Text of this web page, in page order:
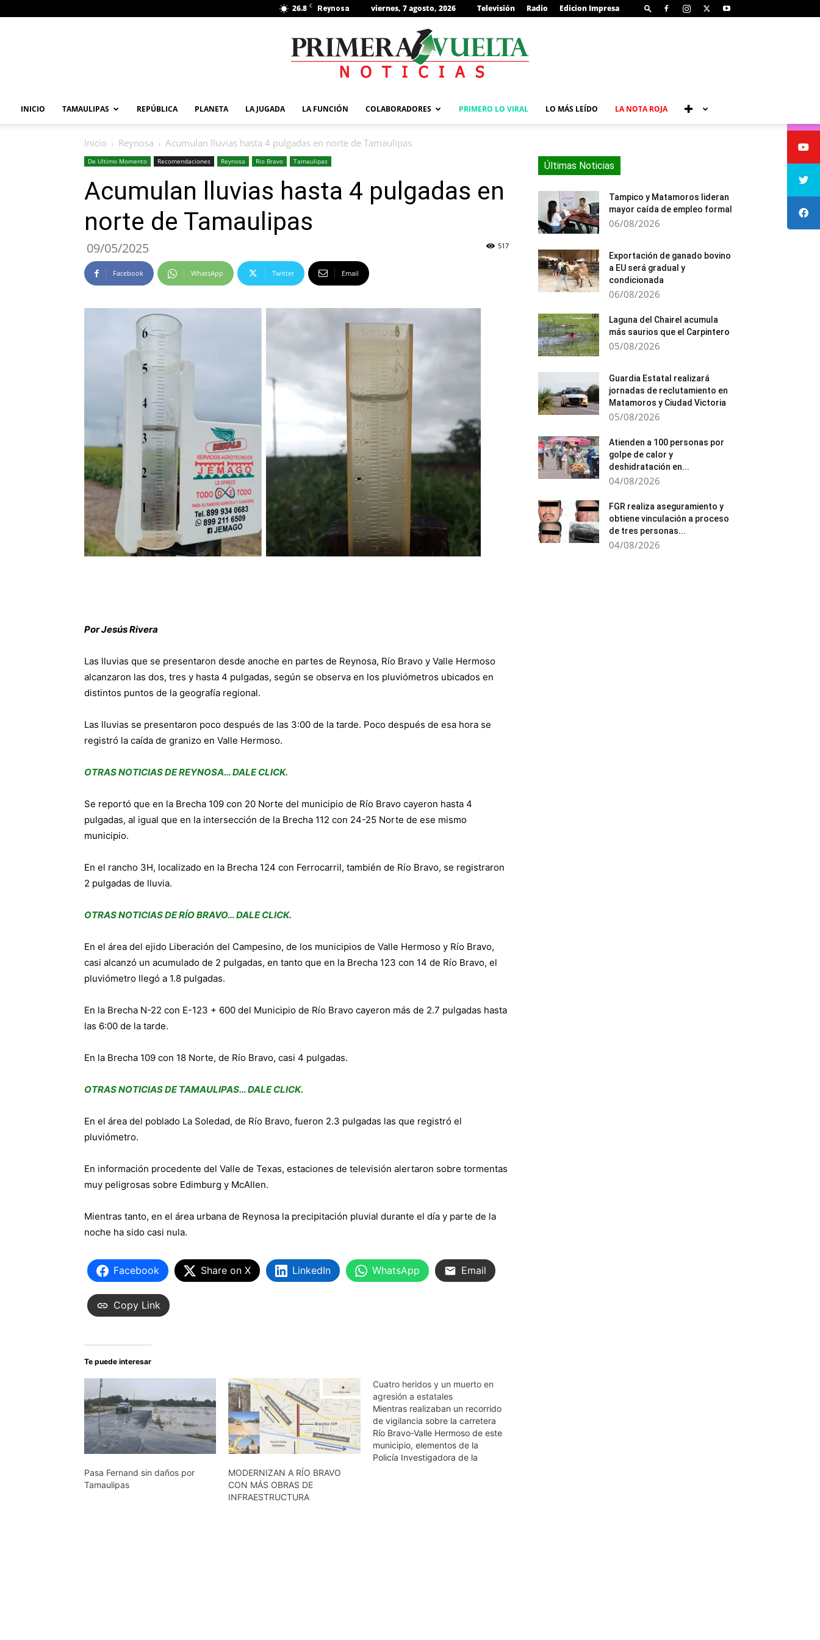
26.8 C Reynosa viernes, 7 agosto, 2026 Televisión Radio Edicion Impresa
INICIO TAMAULIPAS REPÚBLICA PLANETA LA JUGADA LA FUNCIÓN COLABORADORES PRIMERO LO VIRAL LO MÁS LEÍDO LA NOTA ROJA
Inicio Reynosa Acumulan lluvias hasta 4 pulgadas en norte de Tamaulipas
De Ultimo Momento Recomendaciones Reynosa Rio Bravo Tamaulipas
Acumulan lluvias hasta 4 pulgadas en
norte de Tamaulipas
09/05/2025 517
Facebook WhatsApp Twitter Email
Por Jesús Rivera
Las lluvias que se presentaron desde anoche en partes de Reynosa, Río Bravo y Valle Hermoso
alcanzaron las dos, tres y hasta 4 pulgadas, según se observa en los pluviómetros ubicados en
distintos puntos de la geografía regional.
Las lluvias se presentaron poco después de las 3:00 de la tarde. Poco después de esa hora se
registró la caída de granizo en Valle Hermoso.
OTRAS NOTICIAS DE REYNOSA… DALE CLICK.
Se reportó que en la Brecha 109 con 20 Norte del municipio de Río Bravo cayeron hasta 4
pulgadas, al igual que en la intersección de la Brecha 112 con 24-25 Norte de ese mismo
municipio.
En el rancho 3H, localizado en la Brecha 124 con Ferrocarril, también de Río Bravo, se registraron
2 pulgadas de lluvia.
OTRAS NOTICIAS DE RÍO BRAVO… DALE CLICK.
En el área del ejido Liberación del Campesino, de los municipios de Valle Hermoso y Río Bravo,
casi alcanzó un acumulado de 2 pulgadas, en tanto que en la Brecha 123 con 14 de Río Bravo, el
pluviómetro llegó a 1.8 pulgadas.
En la Brecha N-22 con E-123 + 600 del Municipio de Río Bravo cayeron más de 2.7 pulgadas hasta
las 6:00 de la tarde.
En la Brecha 109 con 18 Norte, de Río Bravo, casi 4 pulgadas.
OTRAS NOTICIAS DE TAMAULIPAS… DALE CLICK.
En el área del poblado La Soledad, de Río Bravo, fueron 2.3 pulgadas las que registró el
pluviómetro.
En información procedente del Valle de Texas, estaciones de televisión alertaron sobre tormentas
muy peligrosas sobre Edimburg y McAllen.
Mientras tanto, en el área urbana de Reynosa la precipitación pluvial durante el día y parte de la
noche ha sido casi nula.
Facebook Share on X LinkedIn WhatsApp Email
Copy Link
Te puede interesar
Pasa Fernand sin daños por
Tamaulipas
MODERNIZAN A RÍO BRAVO
CON MÁS OBRAS DE
INFRAESTRUCTURA
Cuatro heridos y un muerto en
agresión a estatales
Mientras realizaban un recorrido
de vigilancia sobre la carretera
Río Bravo-Valle Hermoso de este
municipio, elementos de la
Policía Investigadora de la
Últimas Noticias
Tampico y Matamoros lideran
mayor caída de empleo formal
06/08/2026
Exportación de ganado bovino
a EU será gradual y
condicionada
06/08/2026
Laguna del Chairel acumula
más saurios que el Carpintero
05/08/2026
Guardia Estatal realizará
jornadas de reclutamiento en
Matamoros y Ciudad Victoria
05/08/2026
Atienden a 100 personas por
golpe de calor y
deshidratación en...
04/08/2026
FGR realiza aseguramiento y
obtiene vinculación a proceso
de tres personas...
04/08/2026